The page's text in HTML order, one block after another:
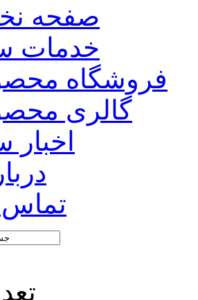
صفحه
خدمات
فروشگاه
گالری
تماس